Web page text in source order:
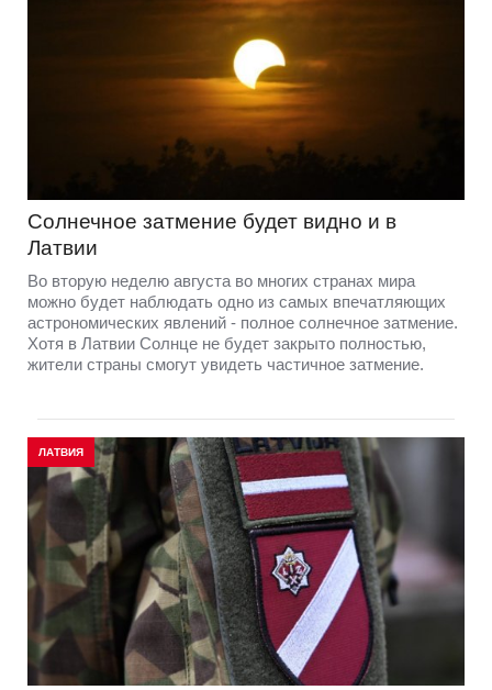
Солнечное затмение будет видно и в
Латвии
Во вторую неделю августа во многих странах мира
можно будет наблюдать одно из самых впечатляющих
астрономических явлений - полное солнечное затмение.
Хотя в Латвии Солнце не будет закрыто полностью,
жители страны смогут увидеть частичное затмение.
ЛАТВИЯ